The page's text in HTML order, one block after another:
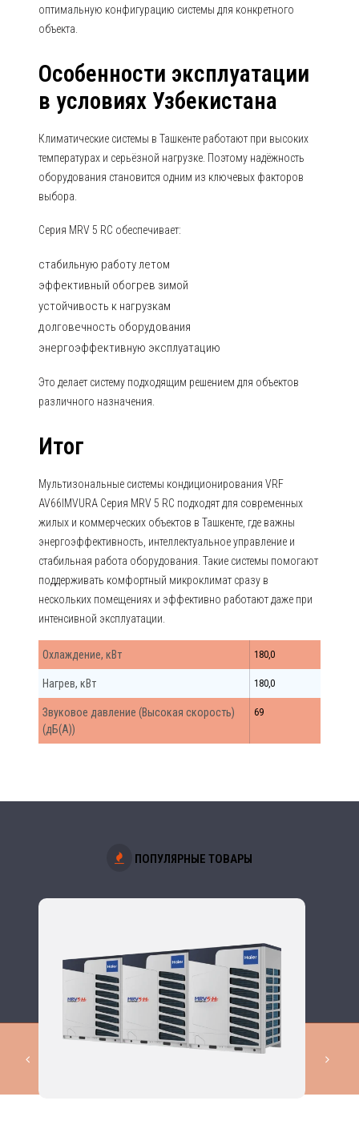
оптимальную конфигурацию системы для конкретного
объекта.
Особенности эксплуатации
в условиях Узбекистана
Климатические системы в Ташкенте работают при высоких
температурах и серьёзной нагрузке. Поэтому надёжность
оборудования становится одним из ключевых факторов
выбора.
Серия MRV 5 RC обеспечивает:
стабильную работу летом
эффективный обогрев зимой
устойчивость к нагрузкам
долговечность оборудования
энергоэффективную эксплуатацию
Это делает систему подходящим решением для объектов
различного назначения.
Итог
Мультизональные системы кондиционирования VRF
AV66IMVURA Серия MRV 5 RC подходят для современных
жилых и коммерческих объектов в Ташкенте, где важны
энергоэффективность, интеллектуальное управление и
стабильная работа оборудования. Такие системы помогают
поддерживать комфортный микроклимат сразу в
нескольких помещениях и эффективно работают даже при
интенсивной эксплуатации.
Охлаждение, кВт 180,0
Нагрев, кВт 180,0
Звуковое давление (Высокая скорость)
(дБ(А))
69
ПОПУЛЯРНЫЕ ТОВАРЫ